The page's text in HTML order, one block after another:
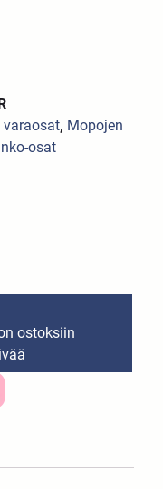
, Mopojen
osat
ostoksiin